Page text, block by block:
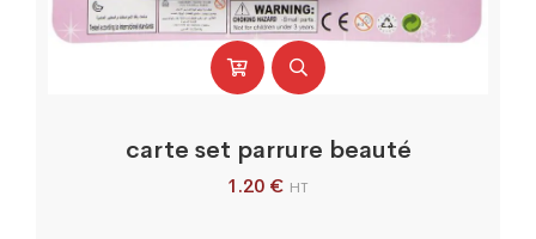
carte set parrure beauté
1.20 € HT